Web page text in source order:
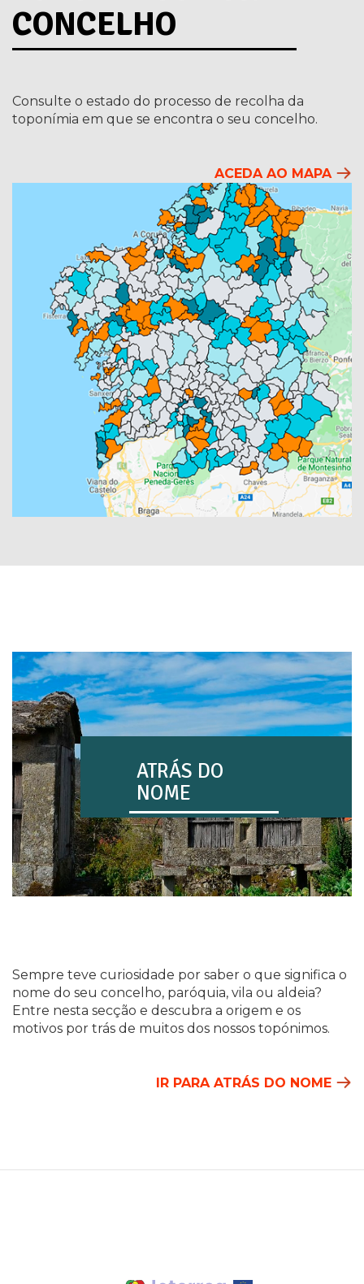
CONCELHO
Consulte o estado do processo de recolha da
toponímia em que se encontra o seu concelho.
ACEDA AO MAPA
ATRÁS DO
NOME
Sempre teve curiosidade por saber o que significa o
nome do seu concelho, paróquia, vila ou aldeia?
Entre nesta secção e descubra a origem e os
motivos por trás de muitos dos nossos topónimos.
IR PARA ATRÁS DO NOME